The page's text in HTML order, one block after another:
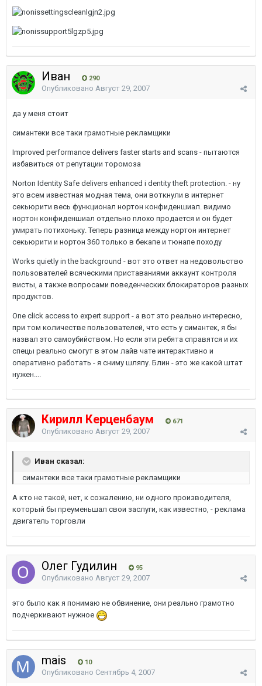
Иван 290
Опубликовано Август 29, 2007
да у меня стоит
симантеки все таки грамотные рекламщики
Improved performance delivers faster starts and scans - пытаются
избавиться от репутации торомоза
Norton Identity Safe delivers enhanced i dentity theft protection. - ну
это всем известная модная тема, они воткнули в интернет
секьюрити весь функционал нортон конфиденшиал. видимо
нортон конфиденшиал отдельно плохо продается и он будет
умирать потихоньку. Теперь разница между нортон интернет
секьюрити и нортон 360 только в бекапе и тюнапе походу
Works quietly in the background - вот это ответ на недовольство
пользователей всяческими приставаниями аккаунт контроля
висты, а также вопросами поведенческих блокираторов разных
продуктов.
One click access to expert support - а вот это реально интересно,
при том количестве пользователей, что есть у симантек, я бы
назвал это самоубийством. Но если эти ребята справятся и их
спецы реально смогут в этом лайв чате интерактивно и
оперативно работать - я сниму шляпу. Блин - это же какой штат
нужен....
Кирилл Керценбаум 671
Опубликовано Август 29, 2007
Иван сказал:
симантеки все таки грамотные рекламщики
А кто не такой, нет, к сожалению, ни одного производителя,
который бы преуменьшал свои заслуги, как известно, - реклама
двигатель торговли
Олег Гудилин 95
Опубликовано Август 29, 2007
это было как я понимаю не обвинение, они реально грамотно
подчеркивают нужное
mais 10
Опубликовано Сентябрь 4, 2007